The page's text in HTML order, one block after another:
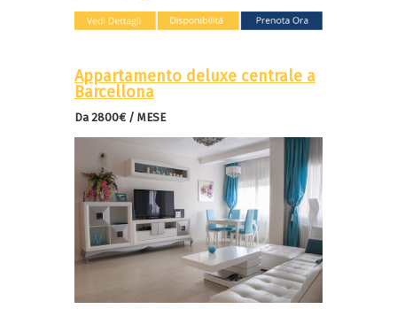
Appartamento deluxe centrale a
Barcellona
Da 2800€ / MESE